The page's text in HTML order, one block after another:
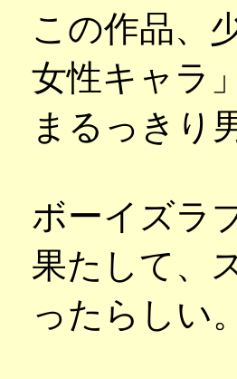
この作品、
女性キャラ
まるっきり
ボーイズラ
果たして、
ったらしい。